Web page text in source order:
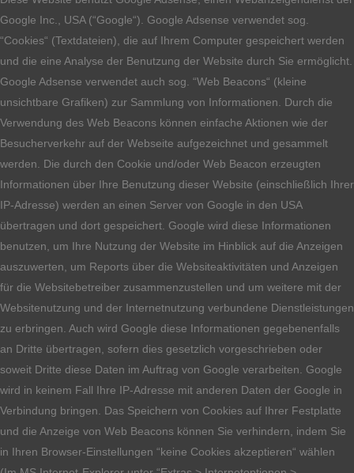
Google Inc., USA (“Google“). Google Adsense verwendet sog.
“Cookies“ (Textdateien), die auf Ihrem Computer gespeichert werden
und die eine Analyse der Benutzung der Website durch Sie ermöglicht.
Google Adsense verwendet auch sog. “Web Beacons“ (kleine
unsichtbare Grafiken) zur Sammlung von Informationen. Durch die
Verwendung des Web Beacons können einfache Aktionen wie der
Besucherverkehr auf der Webseite aufgezeichnet und gesammelt
werden. Die durch den Cookie und/oder Web Beacon erzeugten
Informationen über Ihre Benutzung dieser Website (einschließlich Ihrer
IP-Adresse) werden an einen Server von Google in den USA
übertragen und dort gespeichert. Google wird diese Informationen
benutzen, um Ihre Nutzung der Website im Hinblick auf die Anzeigen
auszuwerten, um Reports über die Websiteaktivitäten und Anzeigen
für die Websitebetreiber zusammenzustellen und um weitere mit der
Websitenutzung und der Internetnutzung verbundene Dienstleistungen
zu erbringen. Auch wird Google diese Informationen gegebenenfalls
an Dritte übertragen, sofern dies gesetzlich vorgeschrieben oder
soweit Dritte diese Daten im Auftrag von Google verarbeiten. Google
wird in keinem Fall Ihre IP-Adresse mit anderen Daten der Google in
Verbindung bringen. Das Speichern von Cookies auf Ihrer Festplatte
und die Anzeige von Web Beacons können Sie verhindern, indem Sie
in Ihren Browser-Einstellungen “keine Cookies akzeptieren“ wählen